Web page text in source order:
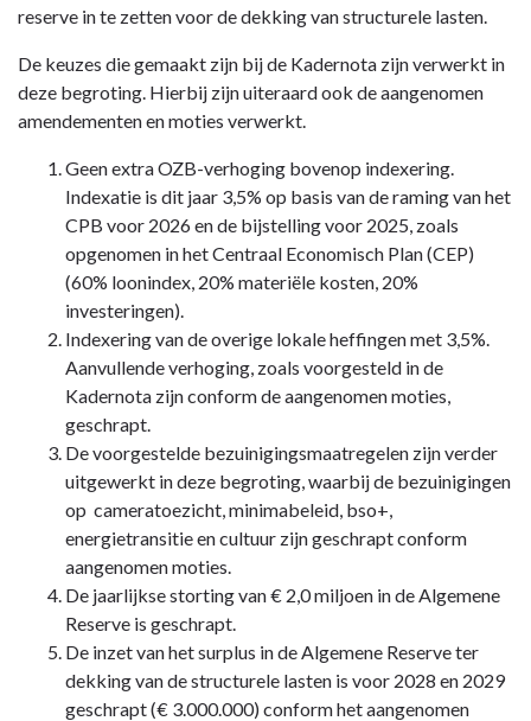
reserve in te zetten voor de dekking van structurele lasten.
De keuzes die gemaakt zijn bij de Kadernota zijn verwerkt in
deze begroting. Hierbij zijn uiteraard ook de aangenomen
amendementen en moties verwerkt.
Geen extra OZB-verhoging bovenop indexering.
Indexatie is dit jaar 3,5% op basis van de raming van het
CPB voor 2026 en de bijstelling voor 2025, zoals
opgenomen in het Centraal Economisch Plan (CEP)
(60% loonindex, 20% materiële kosten, 20%
investeringen).
Indexering van de overige lokale heffingen met 3,5%.
Aanvullende verhoging, zoals voorgesteld in de
Kadernota zijn conform de aangenomen moties,
geschrapt.
De voorgestelde bezuinigingsmaatregelen zijn verder
uitgewerkt in deze begroting, waarbij de bezuinigingen
op cameratoezicht, minimabeleid, bso+,
energietransitie en cultuur zijn geschrapt conform
aangenomen moties.
De jaarlijkse storting van € 2,0 miljoen in de Algemene
Reserve is geschrapt.
De inzet van het surplus in de Algemene Reserve ter
dekking van de structurele lasten is voor 2028 en 2029
geschrapt (€ 3.000.000) conform het aangenomen